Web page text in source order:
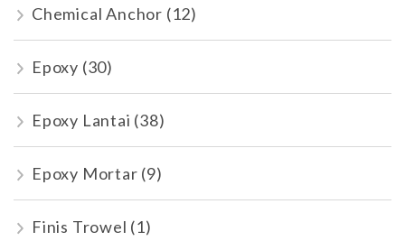
Chemical Anchor (12)
Epoxy (30)
Epoxy Lantai (38)
Epoxy Mortar (9)
Finis Trowel (1)